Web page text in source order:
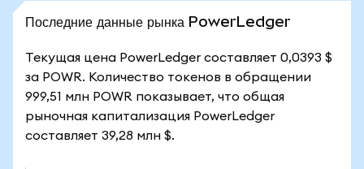
Последние данные рынка PowerLedger
Текущая цена PowerLedger составляет 0,0393 $
за POWR. Количество токенов в обращении
999,51 млн POWR показывает, что общая
рыночная капитализация PowerLedger
составляет 39,28 млн $.